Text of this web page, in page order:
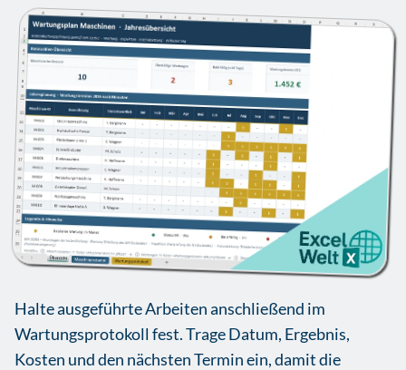
Halte ausgeführte Arbeiten anschließend im
Wartungsprotokoll fest. Trage Datum, Ergebnis,
Kosten und den nächsten Termin ein, damit die